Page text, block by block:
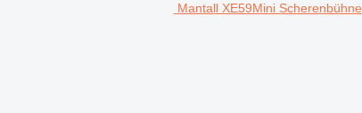
Mantall XE59Mini Scherenbühne